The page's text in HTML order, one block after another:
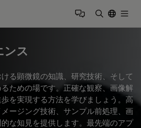
Logo
ンス
る顕微鏡の知識、研究技術、そして
ための場です。正確な観察、画像解
を実現する方法を学びましょう。高
ージング技術、サンプル前処理、画
な知見を提供します。最先端のアプ